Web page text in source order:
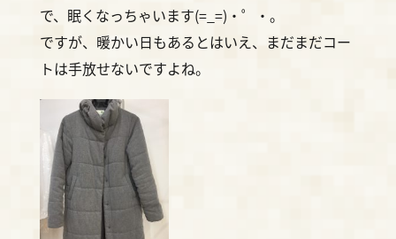
で、眠くなっちゃいます(=_=)・゜・。
ですが、暖かい日もあるとはいえ、まだまだコー
トは手放せないですよね。